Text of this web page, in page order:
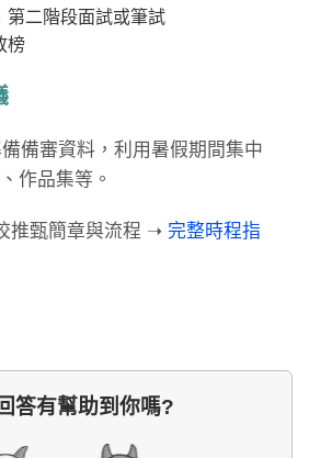
第二階段面試或筆試
榜
備審資料，利用暑假期間集中
作品集等。
推甄簡章與流程 ➝ 完整時程指
答有幫助到你嗎?